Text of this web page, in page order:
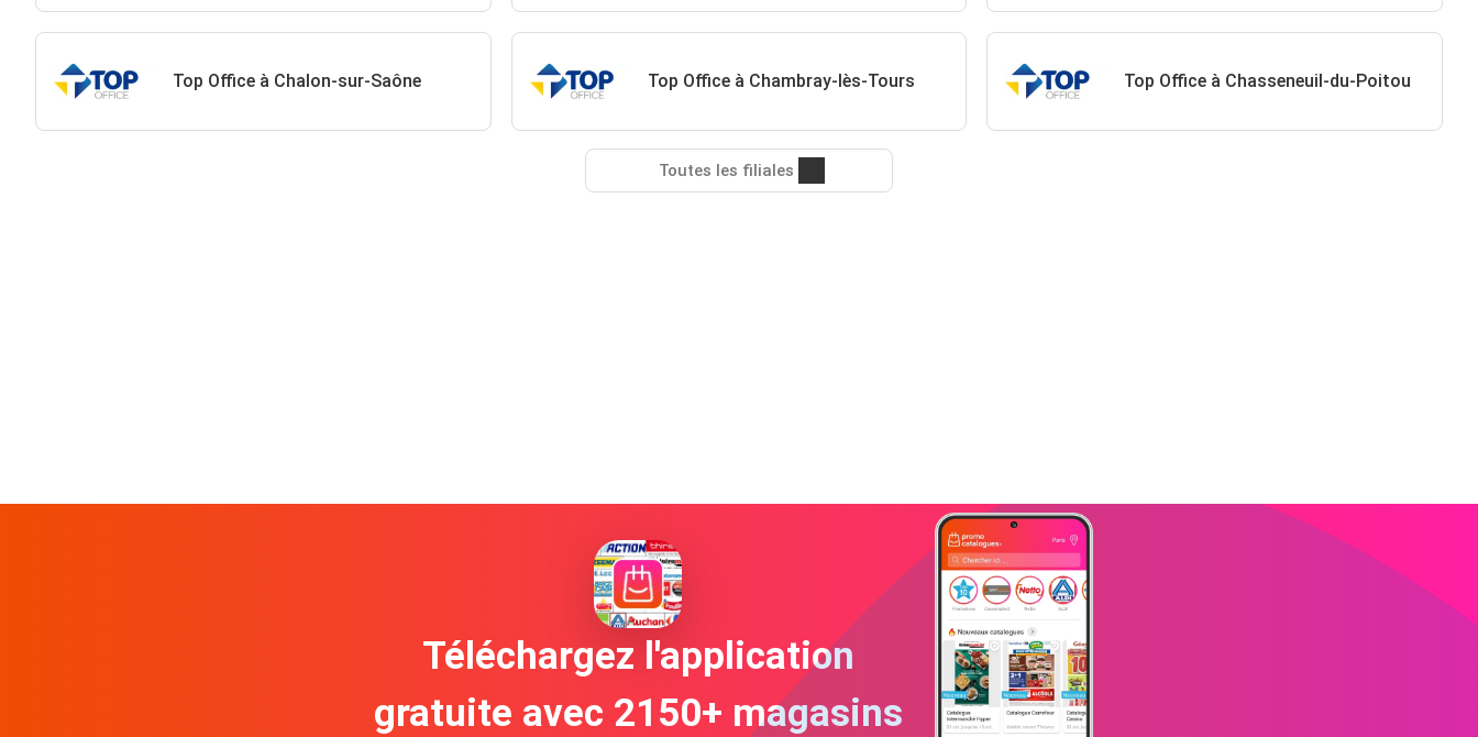
Top Office à Chalon-sur-Saône Top Office à Chambray-lès-Tours Top Office à Chasseneuil-du-Poitou
Toutes les filiales
Téléchargez l'application
gratuite avec 2150+ magasins